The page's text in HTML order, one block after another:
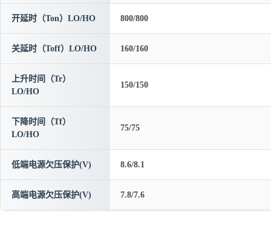
开延时（Ton）LO/HO 800/800
关延时（Toff）LO/HO 160/160
上升时间（Tr）
LO/HO
150/150
下降时间（Tf）
LO/HO
75/75
低端电源欠压保护(V) 8.6/8.1
高端电源欠压保护(V) 7.8/7.6